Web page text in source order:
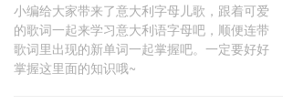
小编给大家带来了意大利字母儿歌，跟着可爱
的歌词一起来学习意大利语字母吧，顺便连带
歌词里出现的新单词一起掌握吧。一定要好好
掌握这里面的知识哦~